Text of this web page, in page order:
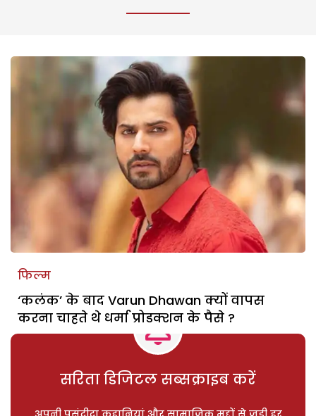
फिल्म
‘कलंक’ के बाद Varun Dhawan क्यों वापस
करना चाहते थे धर्मा प्रोडक्शन के पैसे ?
सरिता डिजिटल सब्सक्राइब करें